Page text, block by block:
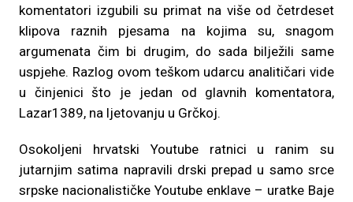
komentatori izgubili su primat na više od četrdeset
klipova raznih pjesama na kojima su, snagom
argumenata čim bi drugim, do sada bilježili same
uspjehe. Razlog ovom teškom udarcu analitičari vide
u činjenici što je jedan od glavnih komentatora,
Lazar1389, na ljetovanju u Grčkoj.
Osokoljeni hrvatski Youtube ratnici u ranim su
jutarnjim satima napravili drski prepad u samo srce
srpske nacionalističke Youtube enklave – uratke Baje